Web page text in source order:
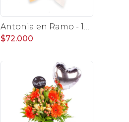
Antonia en Ramo - 18 rosas ecuatorianas damasco e hypericum
$72.000